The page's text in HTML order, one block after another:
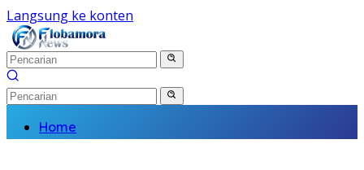
Langsung ke konten
Home
Nasional